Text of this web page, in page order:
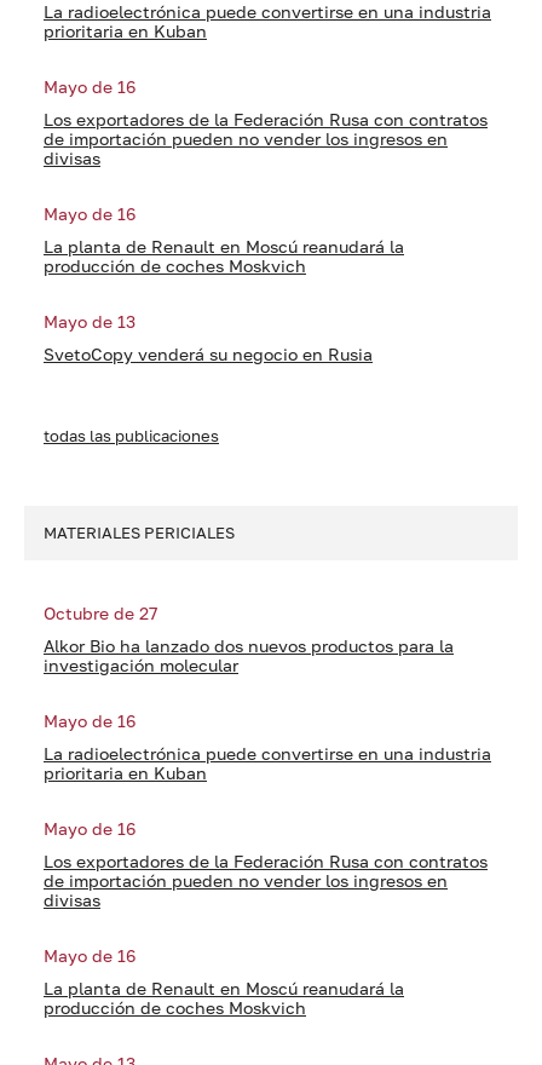
La radioelectrónica puede convertirse en una industria
prioritaria en Kuban
Mayo de 16
Los exportadores de la Federación Rusa con contratos
de importación pueden no vender los ingresos en
divisas
Mayo de 16
La planta de Renault en Moscú reanudará la
producción de coches Moskvich
Mayo de 13
SvetoCopy venderá su negocio en Rusia
todas las publicaciones
MATERIALES PERICIALES
Octubre de 27
Alkor Bio ha lanzado dos nuevos productos para la
investigación molecular
Mayo de 16
La radioelectrónica puede convertirse en una industria
prioritaria en Kuban
Mayo de 16
Los exportadores de la Federación Rusa con contratos
de importación pueden no vender los ingresos en
divisas
Mayo de 16
La planta de Renault en Moscú reanudará la
producción de coches Moskvich